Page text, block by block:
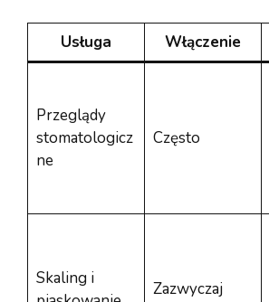
Usługa Włączenie
Przeglądy
stomatologicz
ne
Często
Skaling i
Zazwyczaj